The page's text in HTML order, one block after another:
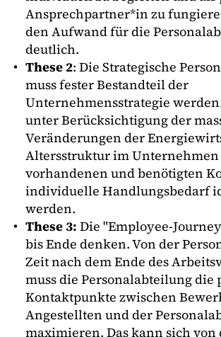
Ansprechpartner*in zu
den Aufwand für die
deutlich.
These 2: Die Strategische
muss fester Bestandteil der
Unternehmensstrategie
unter Berücksichtigung der
Veränderungen der
Altersstruktur im
vorhandenen und benötigten
individuelle Handlungsbedarf
werden.
These 3: Die "Employee-
bis Ende denken. Von der
Zeit nach dem Ende des
muss die Personalabteilung die
Kontaktpunkte zwischen
Angestellten und der
maximieren. Das kann sich von